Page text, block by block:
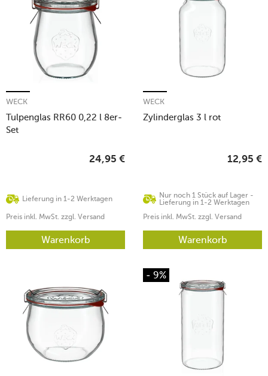
Tulpenglas RR60 0,22 l 8er-
Set
WECK
Lieferung in 1-2 Werktagen
24,95 €
Preis inkl. MwSt. zzgl. Versand
Warenkorb
Zylinderglas 3 l rot
WECK
Nur noch 1 Stück auf Lager -
Lieferung in 1-2 Werktagen
12,95 €
Preis inkl. MwSt. zzgl. Versand
Warenkorb
- 9%